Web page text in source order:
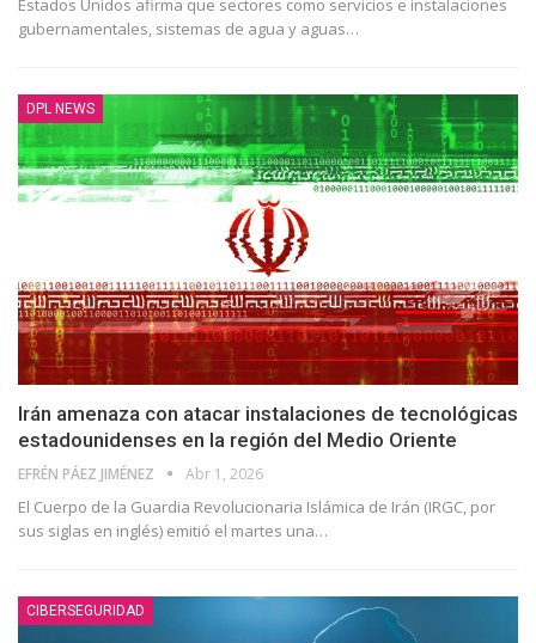
Estados Unidos afirma que sectores como servicios e instalaciones
gubernamentales, sistemas de agua y aguas…
DPL NEWS
Irán amenaza con atacar instalaciones de tecnológicas
estadounidenses en la región del Medio Oriente
EFRÉN PÁEZ JIMÉNEZ Abr 1, 2026
El Cuerpo de la Guardia Revolucionaria Islámica de Irán (IRGC, por
sus siglas en inglés) emitió el martes una…
CIBERSEGURIDAD